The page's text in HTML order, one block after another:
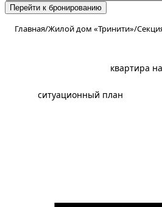
Перейти к бронированию
Главная/Жилой дом «Тринити»/
квартира
ситуационный план